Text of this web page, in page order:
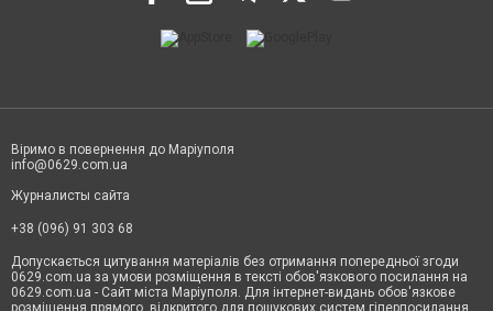
Віримо в повернення до Маріуполя
info@0629.com.ua
Журналисты сайта
+38 (096) 91 303 68
Допускається цитування матеріалів без отримання попередньої згоди
0629.com.ua за умови розміщення в тексті обов'язкового посилання на
0629.com.ua - Сайт міста Маріуполя. Для інтернет-видань обов'язкове
розміщення прямого, відкритого для пошукових систем гіперпосилання